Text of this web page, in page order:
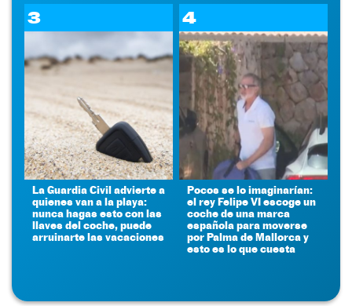
3
La Guardia Civil advierte a
quienes van a la playa:
nunca hagas esto con las
llaves del coche, puede
arruinarte las vacaciones
4
Pocos se lo imaginarían:
el rey Felipe VI escoge un
coche de una marca
española para moverse
por Palma de Mallorca y
esto es lo que cuesta